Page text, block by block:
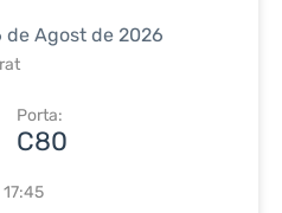
de Agost de 2026
Porta:
C80